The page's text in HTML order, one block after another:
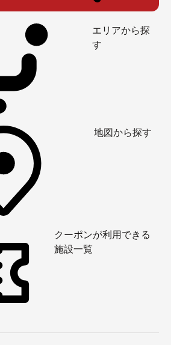
エリアから探
す
地図から探す
クーポンが利用できる
施設一覧